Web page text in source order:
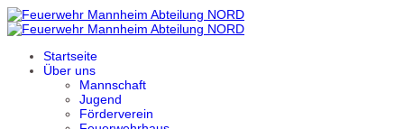
Startseite
Über uns
Mannschaft
Jugend
Förderverein